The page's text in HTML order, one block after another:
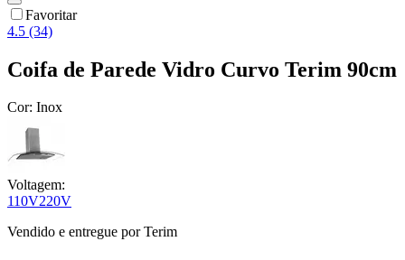
Favoritar
4.5 (34)
Coifa de Parede Vidro Curvo Terim 90cm
Cor: Inox
Voltagem:
110V220V
Vendido e entregue por Terim